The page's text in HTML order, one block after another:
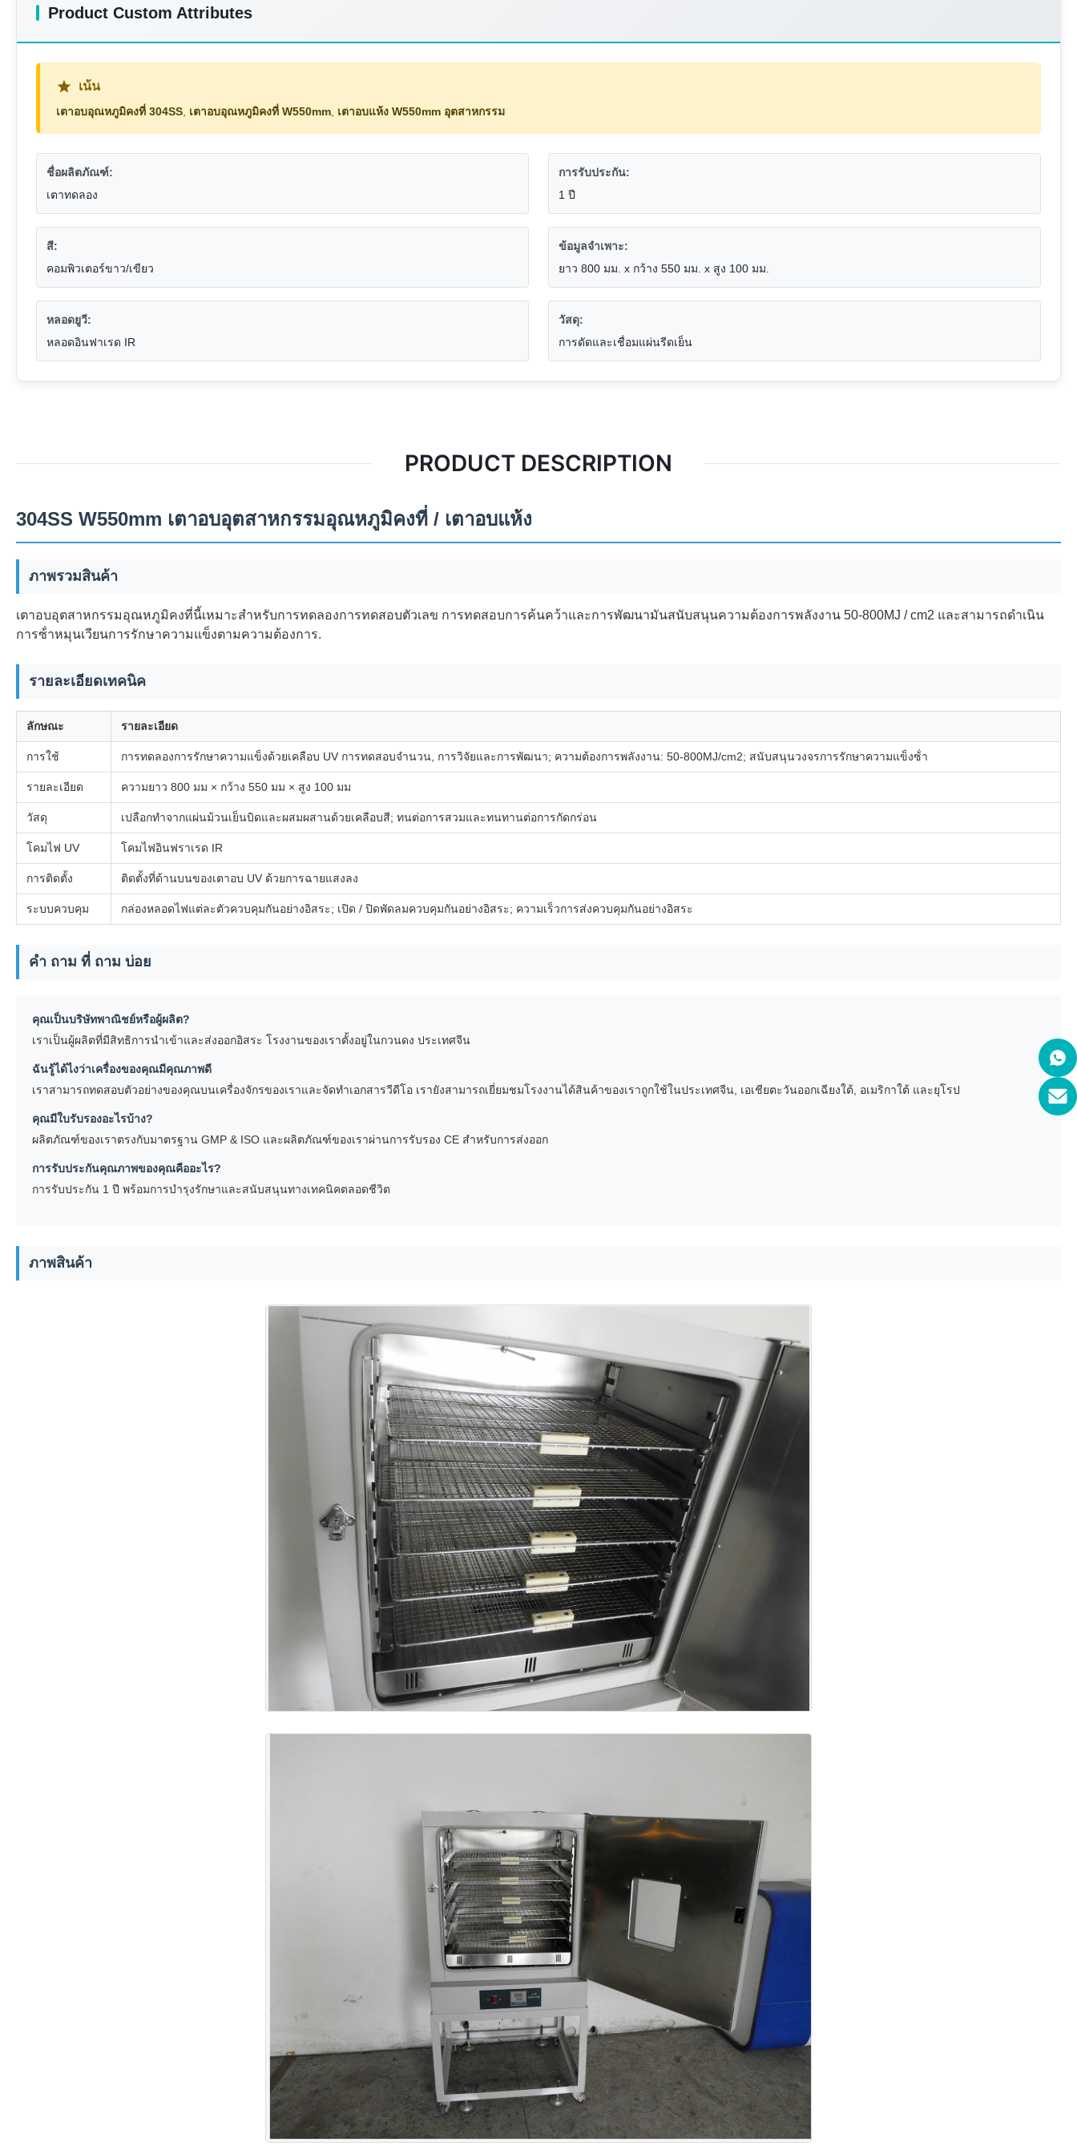
Product Custom Attributes
เน้น
เตาอบอุณหภูมิคงที่ 304SS เตาอบอุณหภูมิคงที่ W550mm เตาอบแห้ง W550mm อุตสาหกรรม
ชื่อผลิตภัณฑ์:
เตาทดลอง
การรับประกัน:
1 ปี
สี:
คอมพิวเตอร์ขาว/เขียว
ข้อมูลจำเพาะ:
ยาว 800 มม. x กว้าง 550 มม. x สูง 100 มม.
หลอดยูวี:
หลอดอินฟาเรด IR
วัสดุ:
การดัดและเชื่อมแผ่นรีดเย็น
PRODUCT DESCRIPTION
304SS W550mm เตาอบอุตสาหกรรมอุณหภูมิคงที่ / เตาอบแห้ง
ภาพรวมสินค้า
เตาอบอุตสาหกรรมอุณหภูมิคงที่นี้เหมาะสําหรับการทดลองการทดสอบตัวเลข การทดสอบการค้นคว้าและการพัฒนามันสนับสนุนความต้องการพลังงาน 50-800MJ / cm2 และสามารถดําเนิน
การซ้ําหมุนเวียนการรักษาความแข็งตามความต้องการ.
รายละเอียดเทคนิค
ลักษณะ รายละเอียด
การใช้ การทดลองการรักษาความแข็งด้วยเคลือบ UV การทดสอบจํานวน, การวิจัยและการพัฒนา; ความต้องการพลังงาน: 50-800MJ/cm2; สนับสนุนวงจรการรักษาความแข็งซ้ํา
รายละเอียด ความยาว 800 มม × กว้าง 550 มม × สูง 100 มม
วัสดุ เปลือกทําจากแผ่นม้วนเย็นบิดและผสมผสานด้วยเคลือบสี; ทนต่อการสวมและทนทานต่อการกัดกร่อน
โคมไฟ UV โคมไฟอินฟราเรด IR
การติดตั้ง ติดตั้งที่ด้านบนของเตาอบ UV ด้วยการฉายแสงลง
ระบบควบคุม กล่องหลอดไฟแต่ละตัวควบคุมกันอย่างอิสระ; เปิด / ปิดพัดลมควบคุมกันอย่างอิสระ; ความเร็วการส่งควบคุมกันอย่างอิสระ
คํา ถาม ที่ ถาม บ่อย
คุณเป็นบริษัทพาณิชย์หรือผู้ผลิต?
เราเป็นผู้ผลิตที่มีสิทธิการนําเข้าและส่งออกอิสระ โรงงานของเราตั้งอยู่ในกวนดง ประเทศจีน
ฉันรู้ได้ไงว่าเครื่องของคุณมีคุณภาพดี
เราสามารถทดสอบตัวอย่างของคุณบนเครื่องจักรของเราและจัดทําเอกสารวีดีโอ เรายังสามารถเยี่ยมชมโรงงานได้สินค้าของเราถูกใช้ในประเทศจีน, เอเชียตะวันออกเฉียงใต้, อเมริกาใต้ และยุโรป
คุณมีใบรับรองอะไรบ้าง?
ผลิตภัณฑ์ของเราตรงกับมาตรฐาน GMP & ISO และผลิตภัณฑ์ของเราผ่านการรับรอง CE สําหรับการส่งออก
การรับประกันคุณภาพของคุณคืออะไร?
การรับประกัน 1 ปี พร้อมการบํารุงรักษาและสนับสนุนทางเทคนิคตลอดชีวิต
ภาพสินค้า